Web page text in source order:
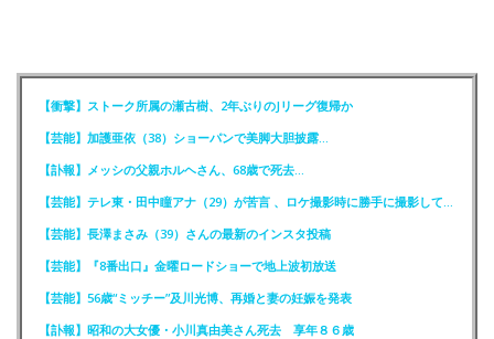
【衝撃】ストーク所属の瀬古樹、2年ぶりのJリーグ復帰か
【芸能】加護亜依（38）ショーパンで美脚大胆披露…
【訃報】メッシの父親ホルヘさん、68歳で死去…
【芸能】長澤まさみ（39）さんの最新のインスタ投稿
【芸能】『8番出口』金曜ロードショーで地上波初放送
【芸能】56歳“ミッチー”及川光博、再婚と妻の妊娠を発表
【訃報】昭和の大女優・小川真由美さん死去 享年８６歳